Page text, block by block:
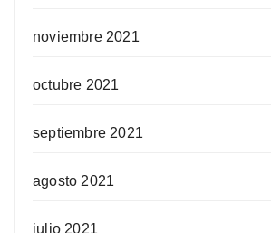
noviembre 2021
octubre 2021
septiembre 2021
agosto 2021
julio 2021